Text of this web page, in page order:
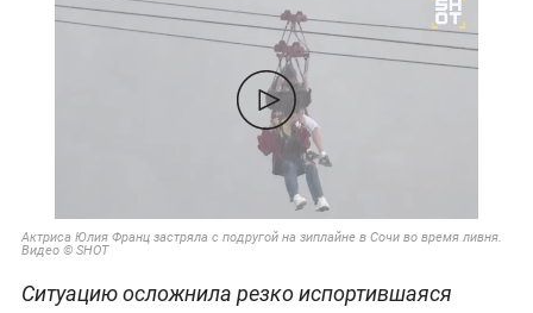
Актриса Юлия Франц застряла с подругой на зиплайне в Сочи во время ливня.
Видео © SHOT
Ситуацию осложнила резко испортившаяся